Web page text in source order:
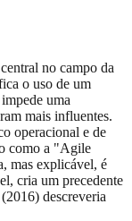
no campo da
o uso de um
uma
mais influentes.
operacional e de
como a "Agile
mas explicável, é
cria um precedente
descreveria